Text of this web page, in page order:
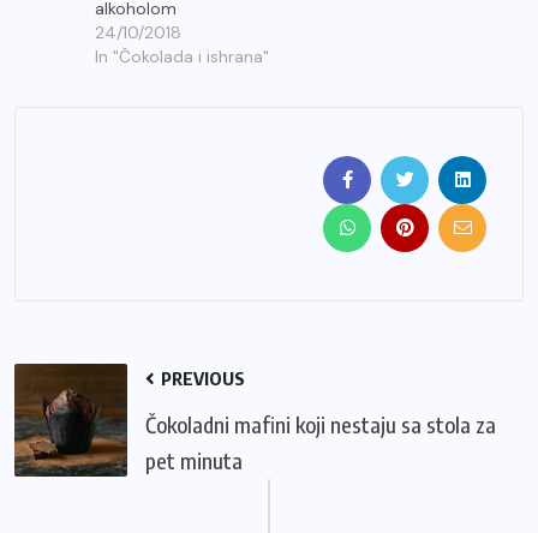
alkoholom
24/10/2018
In "Čokolada i ishrana"
PREVIOUS
Čokoladni mafini koji nestaju sa stola za
pet minuta